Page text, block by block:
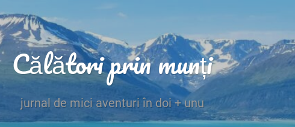
Călători prin munți
jurnal de mici aventuri în doi + unu